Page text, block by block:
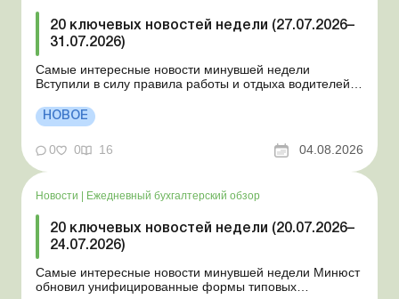
20 ключевых новостей недели (27.07.2026–
31.07.2026)
Самые интересные новости минувшей недели
Вступили в силу правила работы и отдыха водителей
положении Для сельхозпредприятий и ФЛП введены
новые разовые статистические формы Со 2 августа
изменяется порядок зачисления отдельных периодов
работы в стр...
НОВОЕ
0 0 16 04.08.2026
Новости Ежедневный бухгалтерский обзор
20 ключевых новостей недели (20.07.2026–
24.07.2026)
Самые интересные новости минувшей недели Минюст
обновил унифицированные формы типовых